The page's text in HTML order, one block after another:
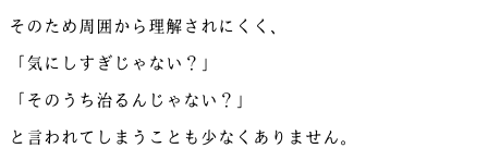
そのため周囲から理解されにくく、
「気にしすぎじゃない？」
「そのうち治るんじゃない？」
と言われてしまうことも少なくありません。